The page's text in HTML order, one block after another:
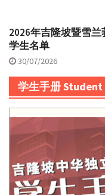
2026年吉隆坡暨雪
学生名单
30/07/2026
学生手册